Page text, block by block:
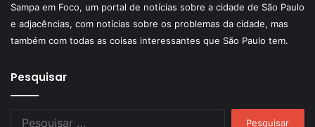
Sampa em Foco, um portal de notícias sobre a cidade de São Paulo
e adjacências, com notícias sobre os problemas da cidade, mas
também com todas as coisas interessantes que São Paulo tem.
Pesquisar